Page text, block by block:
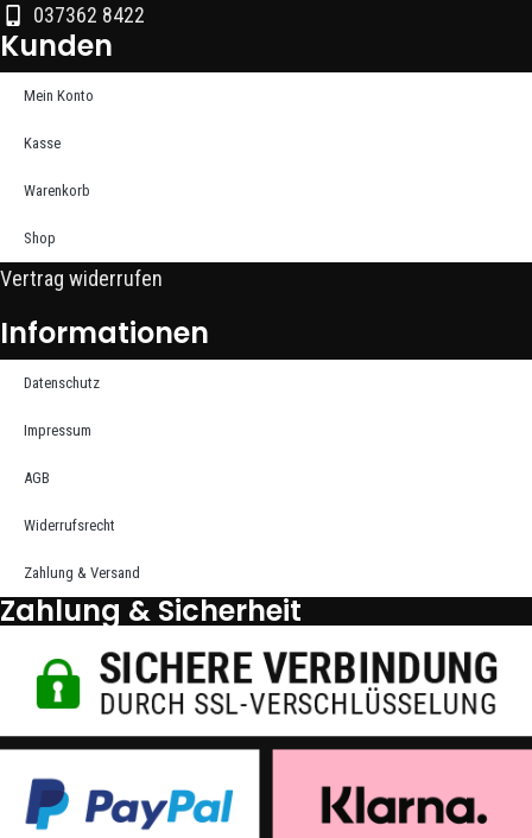
037362 8422
Kunden
Mein Konto
Kasse
Warenkorb
Shop
Vertrag widerrufen
Informationen
Datenschutz
Impressum
AGB
Widerrufsrecht
Zahlung & Versand
Zahlung & Sicherheit